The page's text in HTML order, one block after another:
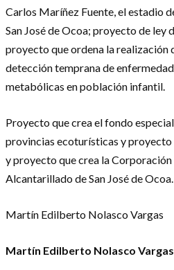
Carlos Maríñez Fuente, el estadio
San José de Ocoa; proyecto de
proyecto que ordena la realización
detección temprana de
metabólicas en población infantil.
Proyecto que crea el fondo
provincias ecoturísticas y
y proyecto que crea la
Alcantarillado de San José de Ocoa.
Martín Edilberto Nolasco Vargas
Martín Edilberto Nolasco